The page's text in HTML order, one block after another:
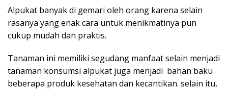
Alpukat banyak di gemari oleh orang karena selain
rasanya yang enak cara untuk menikmatinya pun
cukup mudah dan praktis.
Tanaman ini memiliki segudang manfaat selain menjadi
tanaman konsumsi alpukat juga menjadi bahan baku
beberapa produk kesehatan dan kecantikan. selain itu,